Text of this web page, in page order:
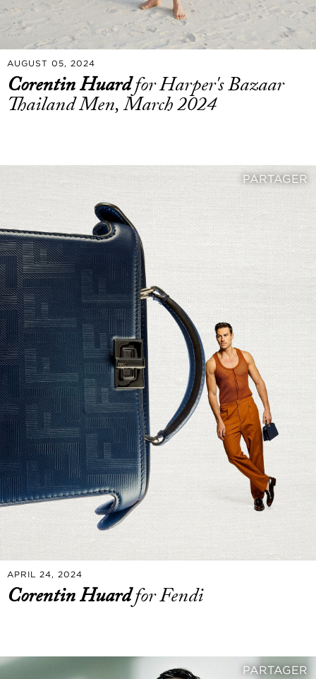
AUGUST 05, 2024
Corentin Huardfor Harper's Bazaar
Thailand Men, March 2024
PARTAGER
APRIL 24, 2024
Corentin Huardfor Fendi
PARTAGER